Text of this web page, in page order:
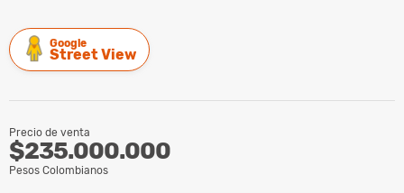
Google
Street View
Precio de venta
$235.000.000
Pesos Colombianos